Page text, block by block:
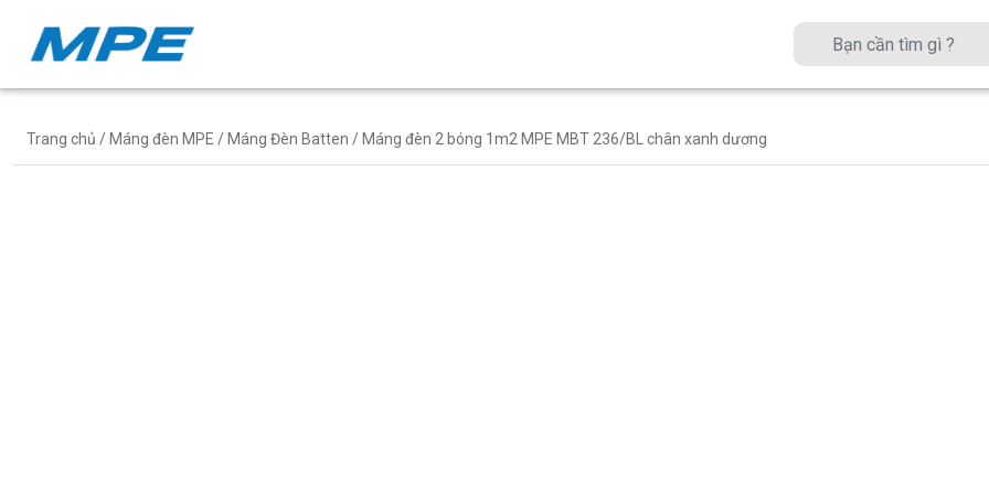
Trang chủ / Máng đèn MPE / Máng Đèn Batten / Máng đèn 2 bóng 1m2 MPE MBT 236/BL chân xanh dương